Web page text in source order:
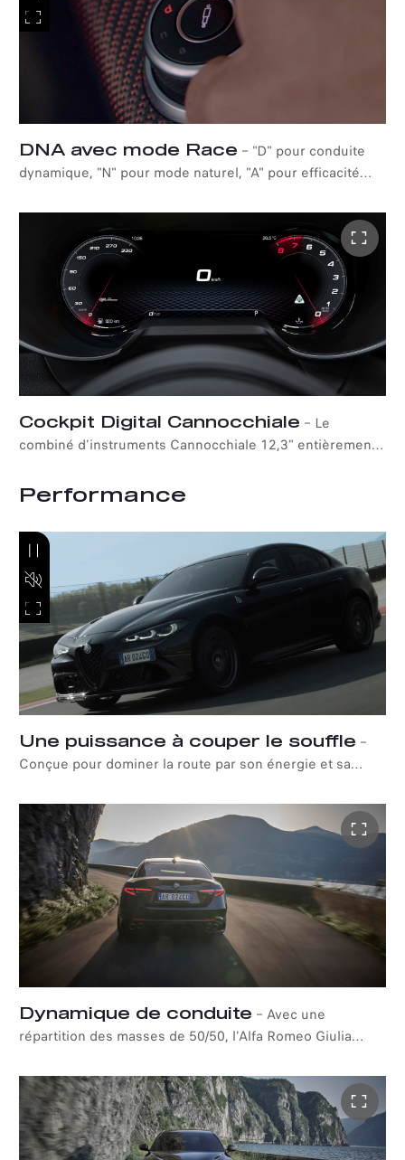
DNA avec mode Race – "D" pour conduite
dynamique, "N" pour mode naturel, "A" pour efficacité
l'emblématique sélecteur de mode de conduite DNA de
l'Alfa Romeo Giulia Quadrifoglio Super Sport répond aux
besoins de chaque conducteur. En outre, grâce au mode
Race, vous découvrirez des performances encore plus
palpitantes et des sensations exaltantes.
Cockpit Digital Cannocchiale – Le
combiné d'instruments Cannocchiale 12,3" entièrement
Quadrifoglio Super Sport offre quatre configurations
Performance
Une puissance à couper le souffle –
Conçue pour dominer la route par son énergie et sa
Sport est équipée d'un moteur à essence V6 de 2,9 litres
associé à une boîte de vitesses automatique ZF à 8
rapports. Capable de délivrer une puissance totale de
520 ch, cette berline sportive impressionnante vous
laissera sans voix.
Dynamique de conduite – Avec une
répartition des masses de 50/50, l'Alfa Romeo Giulia
conduite exceptionnelle combinée à une maniabilité et
une adhérence excellentes. En bref : une expérience de
conduite sans pareille.